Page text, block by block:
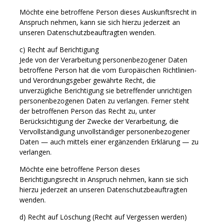
Möchte eine betroffene Person dieses Auskunftsrecht in
Anspruch nehmen, kann sie sich hierzu jederzeit an
unseren Datenschutzbeauftragten wenden.
c) Recht auf Berichtigung
Jede von der Verarbeitung personenbezogener Daten
betroffene Person hat die vom Europäischen Richtlinien-
und Verordnungsgeber gewährte Recht, die
unverzügliche Berichtigung sie betreffender unrichtigen
personenbezogenen Daten zu verlangen. Ferner steht
der betroffenen Person das Recht zu, unter
Berücksichtigung der Zwecke der Verarbeitung, die
Vervollständigung unvollständiger personenbezogener
Daten — auch mittels einer ergänzenden Erklärung — zu
verlangen.
Möchte eine betroffene Person dieses
Berichtigungsrecht in Anspruch nehmen, kann sie sich
hierzu jederzeit an unseren Datenschutzbeauftragten
wenden.
d) Recht auf Löschung (Recht auf Vergessen werden)